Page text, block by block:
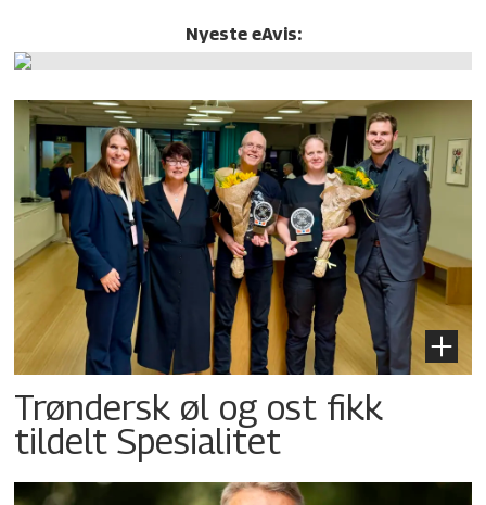
Nyeste eAvis:
Trøndersk øl og ost fikk
tildelt Spesialitet